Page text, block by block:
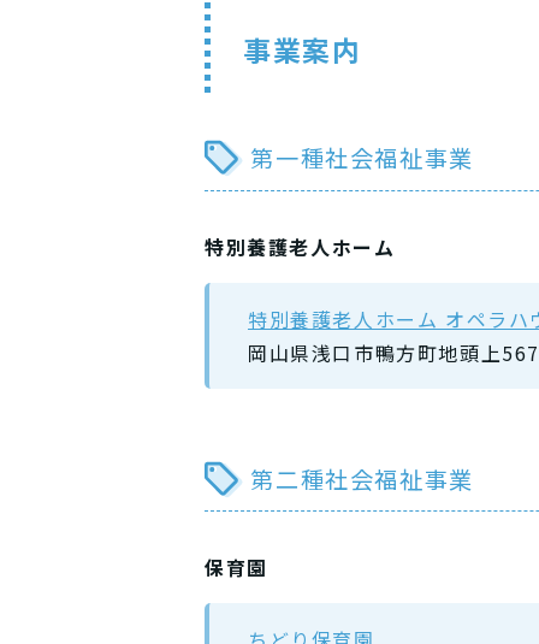
事業案内
第一種社会福祉事業
特別養護老人ホーム
特別養護老人ホーム オペラハ
岡山県浅口市鴨方町地頭上
第二種社会福祉事業
保育園